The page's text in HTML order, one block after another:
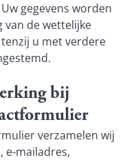
gegevens worden
van de wettelijke
u met verdere
bij
verzamelen wij
e-mailadres,